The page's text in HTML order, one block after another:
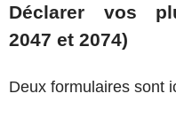
Déclarer vos
2047 et 2074)
Deux formulaires sont